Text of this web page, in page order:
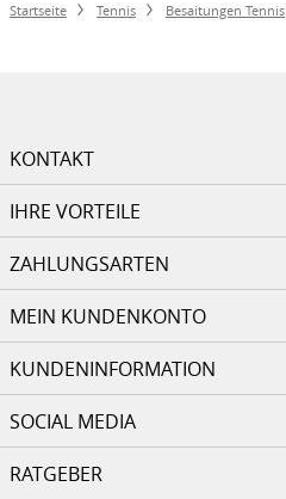
Startseite Tennis Besaitungen Tennis
KONTAKT
IHRE VORTEILE
ZAHLUNGSARTEN
MEIN KUNDENKONTO
KUNDENINFORMATION
SOCIAL MEDIA
RATGEBER